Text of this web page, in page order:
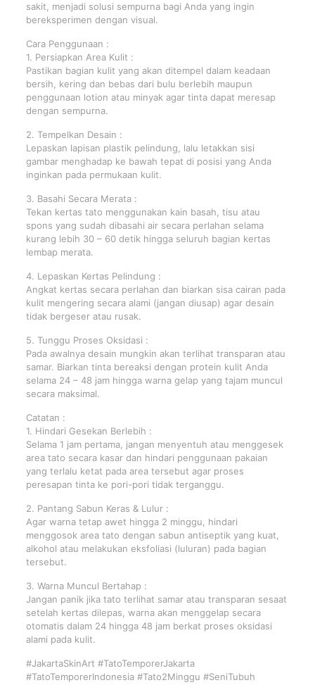
sakit, menjadi solusi sempurna bagi Anda yang ingin
bereksperimen dengan visual.
Cara Penggunaan :
1. Persiapkan Area Kulit :
Pastikan bagian kulit yang akan ditempel dalam keadaan
bersih, kering dan bebas dari bulu berlebih maupun
penggunaan lotion atau minyak agar tinta dapat meresap
dengan sempurna.
2. Tempelkan Desain :
Lepaskan lapisan plastik pelindung, lalu letakkan sisi
gambar menghadap ke bawah tepat di posisi yang Anda
inginkan pada permukaan kulit.
3. Basahi Secara Merata :
Tekan kertas tato menggunakan kain basah, tisu atau
spons yang sudah dibasahi air secara perlahan selama
kurang lebih 30 – 60 detik hingga seluruh bagian kertas
lembap merata.
4. Lepaskan Kertas Pelindung :
Angkat kertas secara perlahan dan biarkan sisa cairan pada
kulit mengering secara alami (jangan diusap) agar desain
tidak bergeser atau rusak.
5. Tunggu Proses Oksidasi :
Pada awalnya desain mungkin akan terlihat transparan atau
samar. Biarkan tinta bereaksi dengan protein kulit Anda
selama 24 – 48 jam hingga warna gelap yang tajam muncul
secara maksimal.
Catatan :
1. Hindari Gesekan Berlebih :
Selama 1 jam pertama, jangan menyentuh atau menggesek
area tato secara kasar dan hindari penggunaan pakaian
yang terlalu ketat pada area tersebut agar proses
peresapan tinta ke pori-pori tidak terganggu.
2. Pantang Sabun Keras & Lulur :
Agar warna tetap awet hingga 2 minggu, hindari
menggosok area tato dengan sabun antiseptik yang kuat,
alkohol atau melakukan eksfoliasi (luluran) pada bagian
tersebut.
3. Warna Muncul Bertahap :
Jangan panik jika tato terlihat samar atau transparan sesaat
setelah kertas dilepas, warna akan menggelap secara
otomatis dalam 24 hingga 48 jam berkat proses oksidasi
alami pada kulit.
#JakartaSkinArt #TatoTemporerJakarta
#TatoTemporerIndonesia #Tato2Minggu #SeniTubuh